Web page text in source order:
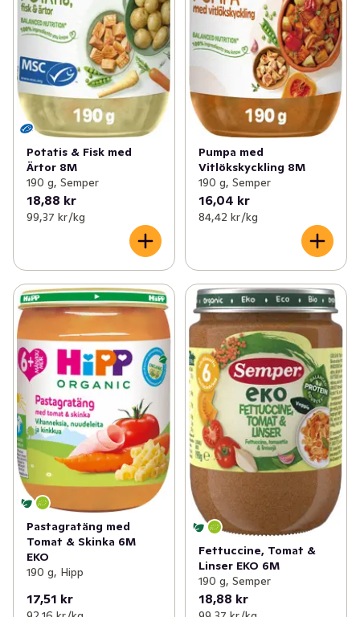
Potatis & Fisk med
Ärtor 8M
190 g, Semper
18,88 kr
99,37 kr /kg
Pumpa med
Vitlökskyckling 8M
190 g, Semper
16,04 kr
84,42 kr /kg
Pastagratäng med
Tomat & Skinka 6M
EKO
190 g, Hipp
17,51 kr
Fettuccine, Tomat &
Linser EKO 6M
190 g, Semper
18,88 kr